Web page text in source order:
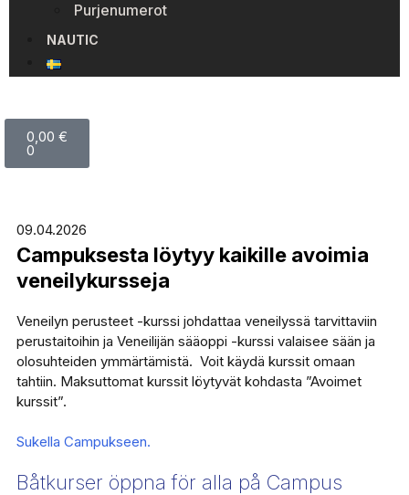
Purjenumerot
NAUTIC
0,00 €
0
09.04.2026
Campuksesta löytyy kaikille avoimia
veneilykursseja
Veneilyn perusteet -kurssi johdattaa veneilyssä tarvittaviin
perustaitoihin ja Veneilijän sääoppi -kurssi valaisee sään ja
olosuhteiden ymmärtämistä. Voit käydä kurssit omaan
tahtiin. Maksuttomat kurssit löytyvät kohdasta ”Avoimet
kurssit”.
Sukella Campukseen.
Båtkurser öppna för alla på Campus